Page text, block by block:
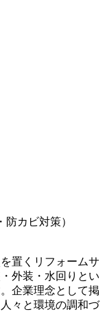
カビ対策）
置くリフォームサ
外装・水回りとい
企業理念として掲
々と環境の調和づ